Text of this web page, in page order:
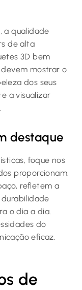
a qualidade
de alta
3D bem
devem mostrar o
dos seus
a visualizar
destaque
foque nos
proporcionam.
refletem a
o dia a dia.
do
eficaz.
de